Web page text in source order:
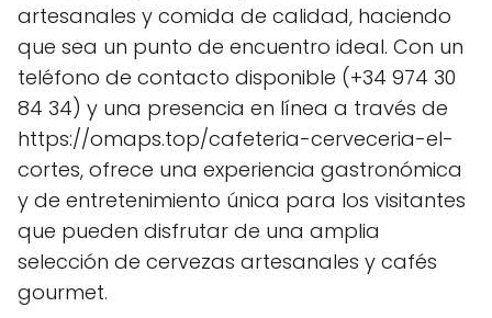
artesanales y comida de calidad, haciendo
que sea un punto de encuentro ideal. Con un
teléfono de contacto disponible (+34 974 30
84 34) y una presencia en línea a través de
https://omaps.top/cafeteria-cerveceria-el-
cortes, ofrece una experiencia gastronómica
y de entretenimiento única para los visitantes
que pueden disfrutar de una amplia
selección de cervezas artesanales y cafés
gourmet.